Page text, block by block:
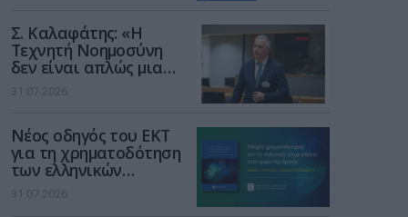
Σ. Καλαφάτης: «Η
Τεχνητή Νοημοσύνη
δεν είναι απλώς μια
νέα τεχνολογία, είναι
μια νέα βιομηχανική
31.07.2026
Νέος οδηγός του ΕΚΤ
για τη χρηματοδότηση
των ελληνικών
επιχειρήσεων στον
χώρο της άμυνας
31.07.2026